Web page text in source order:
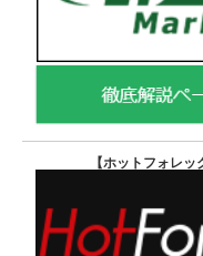
【ホットフォレッ